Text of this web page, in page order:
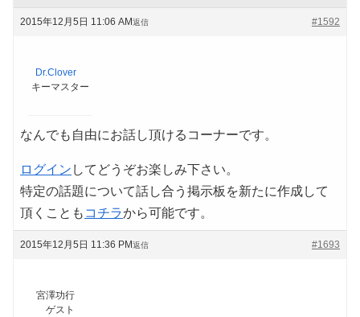
2015年12月5日 11:06 AM #1592
返信
Dr.Clover
キーマスター
なんでも自由にお話し頂けるコーナーです。
ログイン してどうぞお楽しみ下さい。
特定の話題について話し合う掲示板を新たに作成して
頂くことも コチラから可能です。
2015年12月5日 11:36 PM #1693
返信
宮澤功行
ゲスト